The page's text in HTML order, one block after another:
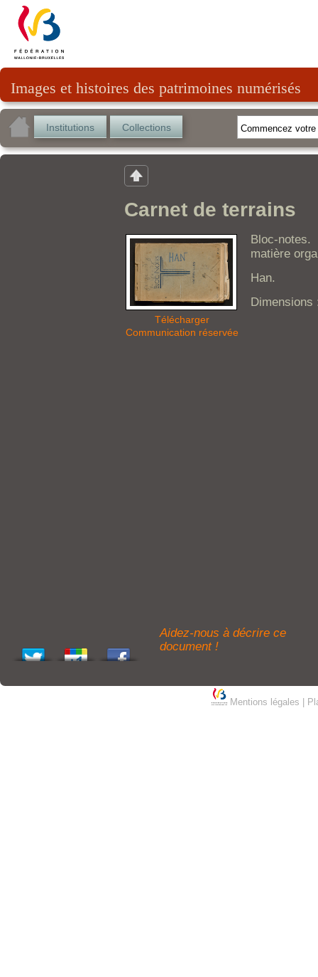
Images et histoires des patrimoines numérisés
Institutions Collections
Carnet de terrains
Télécharger
Communication réservée
Bloc-
matière
Han.
Dimensions
Aidez-nous à décrire ce
document !
Mentions légales